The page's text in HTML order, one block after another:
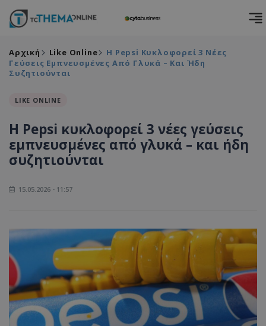
Αρχική Like Online
Η Pepsi Κυκλοφορεί 3 Νέες
Γεύσεις Εμπνευσμένες Από Γλυκά – Και Ήδη
Συζητιούνται
LIKE ONLINE
Η Pepsi κυκλοφορεί 3 νέες γεύσεις
εμπνευσμένες από γλυκά – και ήδη
συζητιούνται
15.05.2026 - 11:57